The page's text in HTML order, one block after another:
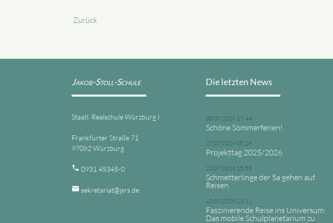
Zurück
Jakob-Stoll-Schule
Staatl. Realschule Würzburg I
Frankfurter Straße 71
97082 Würzburg
phone 0931 45345-0
email sekretariat@jsrs.de
Die letzten News
30.07.2026 17:44
Schöne Sommerferien!
27.07.2026 08:26
Projekttag 2025/2026
22.07.2026 15:53
Schmetterlinge der 5a gehen auf
Reisen
12.07.2026 21:11
Faszinierende Reise ins Universum:
Das mobile Schulplanetarium zu